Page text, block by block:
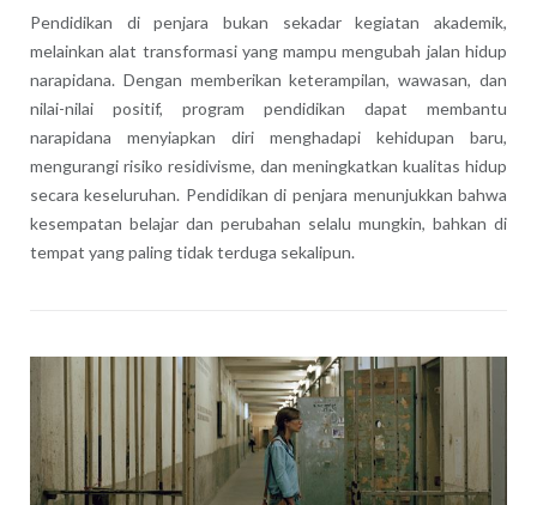
Pendidikan di penjara bukan sekadar kegiatan akademik,
melainkan alat transformasi yang mampu mengubah jalan hidup
narapidana. Dengan memberikan keterampilan, wawasan, dan
nilai-nilai positif, program pendidikan dapat membantu
narapidana menyiapkan diri menghadapi kehidupan baru,
mengurangi risiko residivisme, dan meningkatkan kualitas hidup
secara keseluruhan. Pendidikan di penjara menunjukkan bahwa
kesempatan belajar dan perubahan selalu mungkin, bahkan di
tempat yang paling tidak terduga sekalipun.